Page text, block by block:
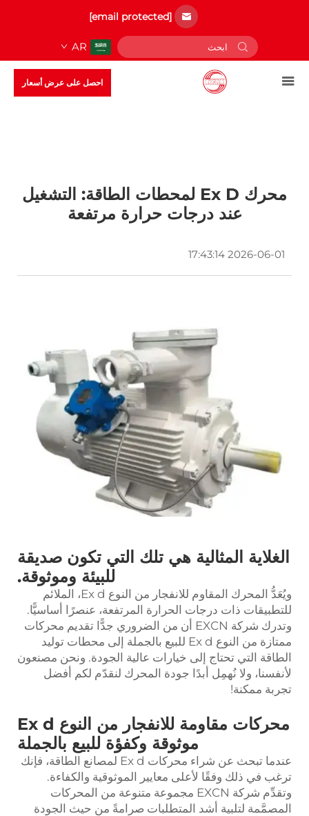
[email protected]
AR
احصل على عرض أسعار
محرك Ex D لمحطات الطاقة: التشغيل
عند درجات حرارة مرتفعة
2026-06-01 17:43:14
الغلاية المثالية هي تلك التي تكون صديقة
للبيئة وموثوقة.
ويُعَدُّ المحرك المقاوم للانفجار من النوع Ex d، الملائم
للتطبيقات ذات درجات الحرارة المرتفعة، عنصرًا أساسيًّا.
وتدرك شركة EXCN أن من الضروري جدًّا تقديم محركات
ممتازة من النوع Ex d للبيع بالجملة إلى محطات توليد
الطاقة التي تحتاج إلى خيارات عالية الجودة. ونحن مصنعون
لأنفسنا، ولا نُهمِل أبدًا جودة المحرك لنقدّم لكم أفضل
تجربة ممكنة!
محركات مقاومة للانفجار من النوع Ex d
موثوقة وكفؤة للبيع بالجملة
عندما تبحث عن شراء محركات Ex d لمصانع الطاقة، فإنك
ترغب في ذلك وفقًا لأعلى معايير الموثوقية والكفاءة.
وتقدِّم شركة EXCN مجموعة متنوعة من المحركات
المصمَّمة لتلبية أشد المتطلبات صرامةً من حيث الجودة